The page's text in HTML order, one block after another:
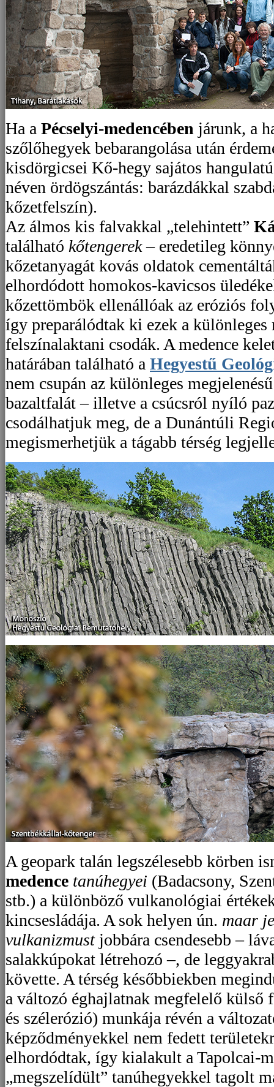
Ha a Pécselyi-medencében járunk, a
szőlőhegyek bebarangolása után
kisdörgicsei Kő-hegy sajátos
néven ördögszántás: barázdákkal
kőzetfelszín).
Az álmos kis falvakkal „telehintett”
található kőtengerek– eredetileg
kőzetanyagát kovás oldatok
elhordódott homokos-kavicsos
kőzettömbök ellenállóak az eróziós
így preparálódtak ki ezek a különleges
felszínalaktani csodák. A medence
határában található a Hegyestű
nem csupán az különleges
bazaltfalát – illetve a csúcsról nyíló
csodálhatjuk meg, de a Dunántúli
megismerhetjük a tágabb térség
A geopark talán legszélesebb körben
medence tanúhegyei (Badacsony,
stb.) a különböző vulkanológiai
kincsesládája. A sok helyen ún. maar
vulkanizmustjobbára csendesebb –
salakkúpokat létrehozó –, de
követte. A térség későbbiekben
a változó éghajlatnak megfelelő
és szélerózió) munkája révén a
képződményekkel nem fedett
elhordódtak, így kialakult a Tapolcai-
„megszelídült” tanúhegyekkel tagolt